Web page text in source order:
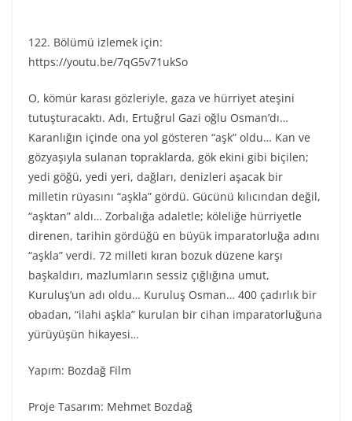
122. Bölümü izlemek için:
https://youtu.be/7qG5v71ukSo
O, kömür karası gözleriyle, gaza ve hürriyet ateşini
tutuşturacaktı. Adı, Ertuğrul Gazi oğlu Osman’dı…
Karanlığın içinde ona yol gösteren “aşk” oldu… Kan ve
gözyaşıyla sulanan topraklarda, gök ekini gibi biçilen;
yedi göğü, yedi yeri, dağları, denizleri aşacak bir
milletin rüyasını “aşkla” gördü. Gücünü kılıcından değil,
“aşktan” aldı… Zorbalığa adaletle; köleliğe hürriyetle
direnen, tarihin gördüğü en büyük imparatorluğa adını
“aşkla” verdi. 72 milleti kıran bozuk düzene karşı
başkaldırı, mazlumların sessiz çığlığına umut,
Kuruluş’un adı oldu… Kuruluş Osman… 400 çadırlık bir
obadan, “ilahi aşkla” kurulan bir cihan imparatorluğuna
yürüyüşün hikayesi…
Yapım: Bozdağ Fi̇lm
Proje Tasarım: Mehmet Bozdağ